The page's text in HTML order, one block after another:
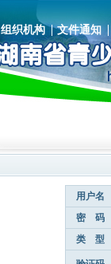
组织机构 文件通知
用户名
密 码
类 型